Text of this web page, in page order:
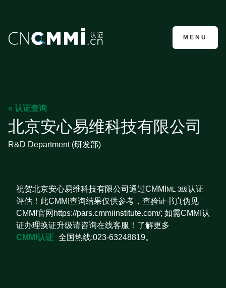
CMMI认证咨询
MENU
« 认证查询
北京安心易维科技有限公司
R&D Department (研发部)
祝贺北京安心易维科技有限公司通过CMMI ML 3级认证
评估！此CMMI查询结果仅供参考，查验证书真伪见
CMMI官网https://pars.cmmiinstitute.com/; 如需CMMI认
证办理换证升级请咨询在线客服！了解更多
CMMI认证 全国热线:023-63248819。